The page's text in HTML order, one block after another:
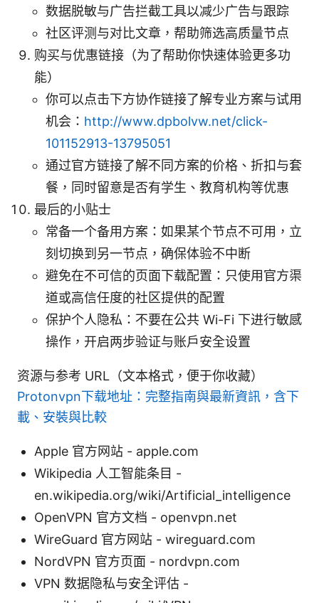
数据脱敏与广告拦截工具以减少广告与跟踪
社区评测与对比文章，帮助筛选高质量节点
购买与优惠链接（为了帮助你快速体验更多功
能）
你可以点击下方协作链接了解专业方案与试用
机会： http://www.dpbolvw.net/click-
101152913-13795051
通过官方链接了解不同方案的价格、折扣与套
餐，同时留意是否有学生、教育机构等优惠
最后的小贴士
常备一个备用方案：如果某个节点不可用，立
刻切换到另一节点，确保体验不中断
避免在不可信的页面下载配置：只使用官方渠
道或高信任度的社区提供的配置
保护个人隐私：不要在公共 Wi-Fi 下进行敏感
操作，开启两步验证与账户安全设置
资源与参考 URL（文本格式，便于你收藏）
Protonvpn下载地址：完整指南與最新資訊，含下
載、安裝與比較
Apple 官方网站 - apple.com
Wikipedia 人工智能条目 -
en.wikipedia.org/wiki/Artificial_intelligence
OpenVPN 官方文档 - openvpn.net
WireGuard 官方网站 - wireguard.com
NordVPN 官方页面 - nordvpn.com
VPN 数据隐私与安全评估 -